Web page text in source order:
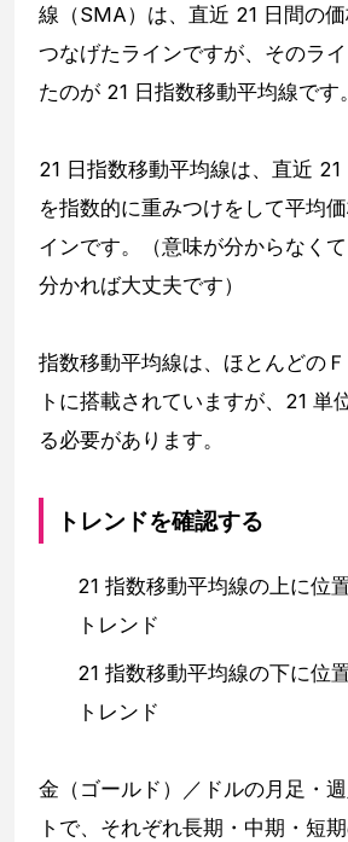
線（SMA）は、直近 21 日間の
つなげたラインですが、そのラ
たのが 21 日指数移動平均線です。
21 日指数移動平均線は、直近
を指数的に重みつけをして平均
インです。（意味が分からなく
分かれば大丈夫です）
指数移動平均線は、ほとんどの
トに搭載されていますが、21 単
る必要があります。
トレンドを確認する
21 指数移動平均線の上に位
トレンド
21 指数移動平均線の下に位
トレンド
金（ゴールド）／ドルの月足・
トで、それぞれ長期・中期・短